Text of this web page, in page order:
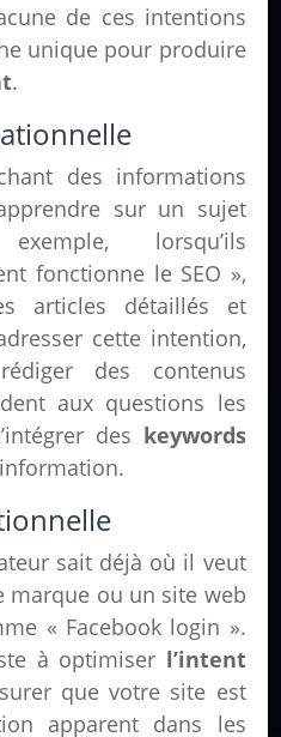
de ces intentions
unique pour produire
.
des informations
sur un sujet
lorsqu’ils
fonctionne le SEO »,
articles détaillés et
cette intention,
des contenus
aux questions les
des keywords
sait déjà où il veut
marque ou un site web
« Facebook login ».
à optimiser l’intent
que votre site est
apparent dans les